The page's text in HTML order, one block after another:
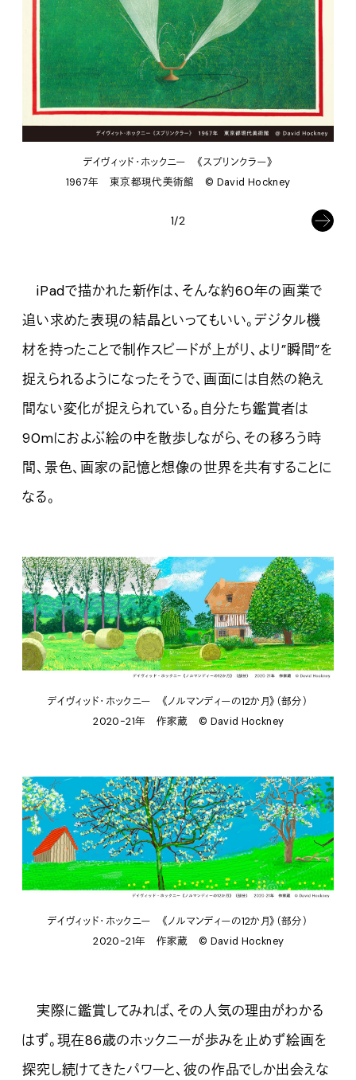
デイヴィッド・ホックニー 《スプリンクラー》
1967年 東京都現代美術館 ©︎ David Hockney
1/2
iPadで描かれた新作は、そんな約60年の画業で
追い求めた表現の結晶といってもいい。デジタル機
材を持ったことで制作スピードが上がり、より”瞬間”を
捉えられるようになったそうで、画面には自然の絶え
間ない変化が捉えられている。自分たち鑑賞者は
90mにおよぶ絵の中を散歩しながら、その移ろう時
間、景色、画家の記憶と想像の世界を共有することに
なる。
デイヴィッド・ホックニー 《ノルマンディーの12か月》（部分）
2020-21年 作家蔵 ©︎ David Hockney
デイヴィッド・ホックニー 《ノルマンディーの12か月》（部分）
2020-21年 作家蔵 ©︎ David Hockney
実際に鑑賞してみれば、その人気の理由がわかる
はず。現在86歳のホックニーが歩みを止めず絵画を
探究し続けてきたパワーと、彼の作品でしか出会えな